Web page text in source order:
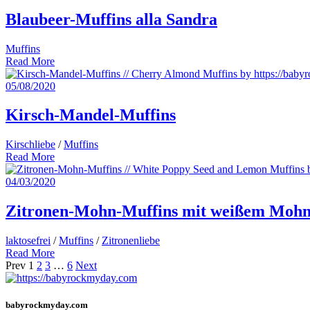
Blaubeer-Muffins alla Sandra
Muffins
Read More
05/08/2020
Kirsch-Mandel-Muffins
Kirschliebe /Muffins
Read More
04/03/2020
Zitronen-Mohn-Muffins mit weißem
laktosefrei /Muffins / Zitronenliebe
Read More
Posts
navigation
Prev 1 2 3 … 6 Next
babyrockmyday.com